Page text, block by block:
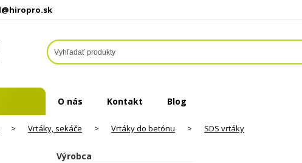
O nás Kontakt Blog
> Vrtáky, sekáče > Vrtáky do betónu > SDS vrtáky
Výrobca